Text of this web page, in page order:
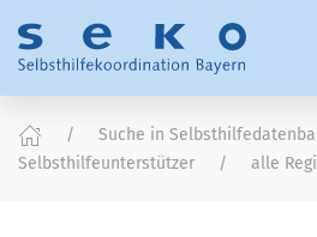
Suche in
Selbsthilfeunterstützer
alle